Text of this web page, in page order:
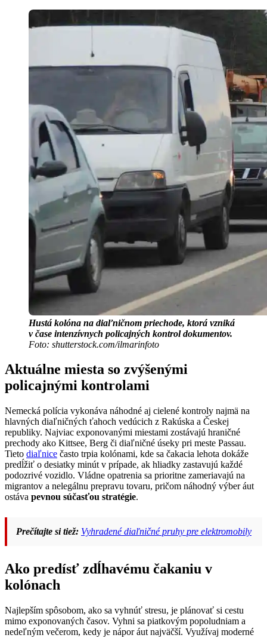
Hustá kolóna na diaľničnom priechode, ktorá vzniká
v čase intenzívnych policajných kontrol dokumentov.
Foto: shutterstock.com/ilmarinfoto
Aktuálne miesta so zvýšenými
policajnými kontrolami
Nemecká polícia vykonáva náhodné aj cielené kontroly najmä na
hlavných diaľničných ťahoch vedúcich z Rakúska a Českej
republiky. Najviac exponovanými miestami zostávajú hraničné
prechody ako Kittsee, Berg či diaľničné úseky pri meste Passau.
Tieto diaľnice často trpia kolónami, kde sa čakacia lehota dokáže
predĺžiť o desiatky minút v prípade, ak hliadky zastavujú každé
podozrivé vozidlo. Vládne opatrenia sa prioritne zameriavajú na
migrantov a nelegálnu prepravu tovaru, pričom náhodný výber áut
ostáva pevnou súčasťou stratégie.
Prečítajte si tiež: Vyhradené diaľničné pruhy pre elektromobily
Ako predísť zdĺhavému čakaniu v
kolónach
Najlepším spôsobom, ako sa vyhnúť stresu, je plánovať si cestu
mimo exponovaných časov. Vyhni sa piatkovým popoludniam a
nedeľným večerom, kedy je nápor áut najväčší. Využívaj moderné